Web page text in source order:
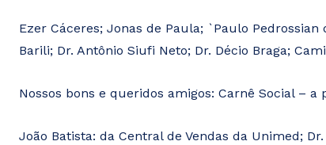
Ezer Cáceres; Jonas de Paula; `Paulo
Barili; Dr. Antônio Siufi Neto; Dr. Décio Braga;
Nossos bons e queridos amigos: Carnê Social – a
João Batista: da Central de Vendas da Unimed;